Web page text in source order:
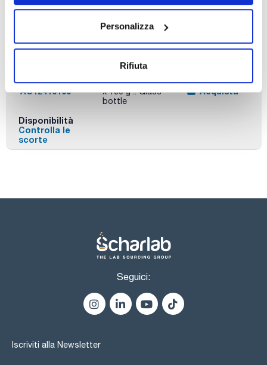
Personalizza
Rifiuta
Capacità
Codice
AC12410100
Confezionamento
x 100 g :: Glass
bottle
Prezzo
Acquista
Disponibilità
Controlla le
scorte
Seguici:
Iscriviti alla Newsletter